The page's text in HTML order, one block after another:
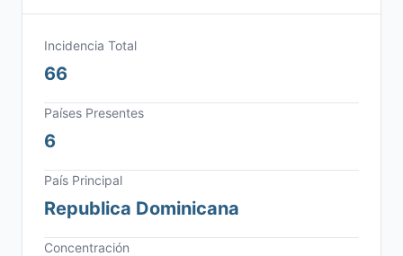
Incidencia Total
66
Países Presentes
6
País Principal
Republica Dominicana
Concentración